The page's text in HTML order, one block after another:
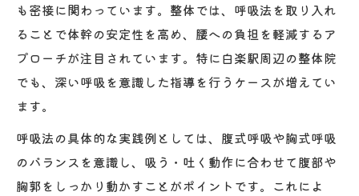
も密接に関わっています。整体では、呼吸法を取り入れ
ることで体幹の安定性を高め、腰への負担を軽減するア
プローチが注目されています。特に白楽駅周辺の整体院
でも、深い呼吸を意識した指導を行うケースが増えてい
ます。
呼吸法の具体的な実践例としては、腹式呼吸や胸式呼吸
のバランスを意識し、吸う・吐く動作に合わせて腹部や
胸郭をしっかり動かすことがポイントです。これによ